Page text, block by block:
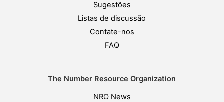
Sugestões
Listas de discussão
Contate-nos
FAQ
The Number Resource Organization
NRO News